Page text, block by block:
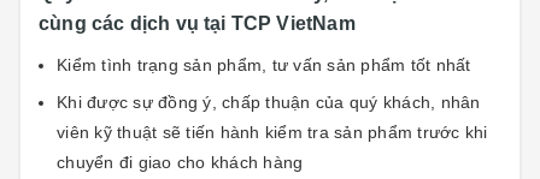
cùng các dịch vụ tại TCP VietNam
Kiểm tình trạng sản phẩm, tư vấn sản phẩm tốt nhất
Khi được sự đồng ý, chấp thuận của quý khách, nhân
viên kỹ thuật sẽ tiến hành kiểm tra sản phẩm trước khi
chuyển đi giao cho khách hàng